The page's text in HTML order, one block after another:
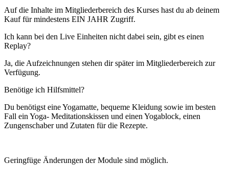
Auf die Inhalte im Mitgliederbereich des Kurses hast du ab deinem
Kauf für mindestens EIN JAHR Zugriff.
Ich kann bei den Live Einheiten nicht dabei sein, gibt es einen
Replay?
Ja, die Aufzeichnungen stehen dir später im Mitgliederbereich zur
Verfügung.
Benötige ich Hilfsmittel?
Du benötigst eine Yogamatte, bequeme Kleidung sowie im besten
Fall ein Yoga- Meditationskissen und einen Yogablock, einen
Zungenschaber und Zutaten für die Rezepte.
Geringfüge Änderungen der Module sind möglich.